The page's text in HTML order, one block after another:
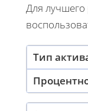
Для
Тип